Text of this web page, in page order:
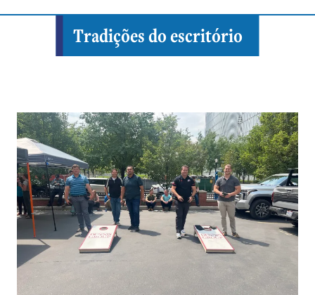
Tradições do escritório